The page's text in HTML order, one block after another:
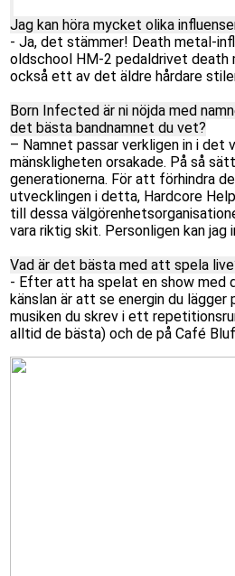
Jag kan höra mycket olika
- Ja, det stämmer! Death metal-
oldschool HM-2 pedaldrivet death
också ett av det äldre hårdare
Born Infected är ni nöjda med
det bästa bandnamnet du vet?
– Namnet passar verkligen in i det
mänskligheten orsakade. På så
generationerna. För att förhindra
utvecklingen i detta, Hardcore
till dessa
vara riktig skit. Personligen kan
Vad är det bästa med att spela
- Efter att ha spelat en show med
känslan är att se energin du
musiken du skrev i ett
alltid de bästa) och de på Café